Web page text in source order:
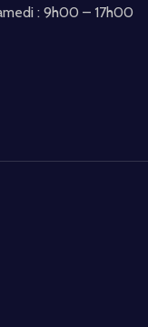
: 9h00 – 17h00